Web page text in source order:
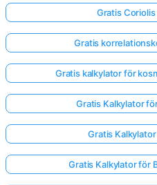
Gratis
Gratis
Gratis kalkylator för
Gratis Kalkylator
Gratis
Gratis Kalkylator för